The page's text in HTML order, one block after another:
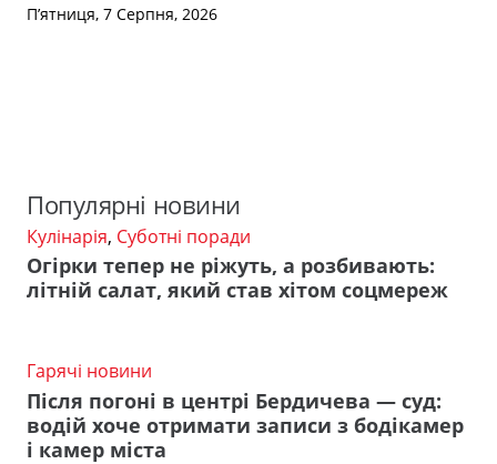
П’ятниця, 7 Серпня, 2026
Популярні новини
Кулінарія, Суботні поради
Огірки тепер не ріжуть, а розбивають:
літній салат, який став хітом соцмереж
Гарячі новини
Після погоні в центрі Бердичева — суд:
водій хоче отримати записи з бодікамер
і камер міста